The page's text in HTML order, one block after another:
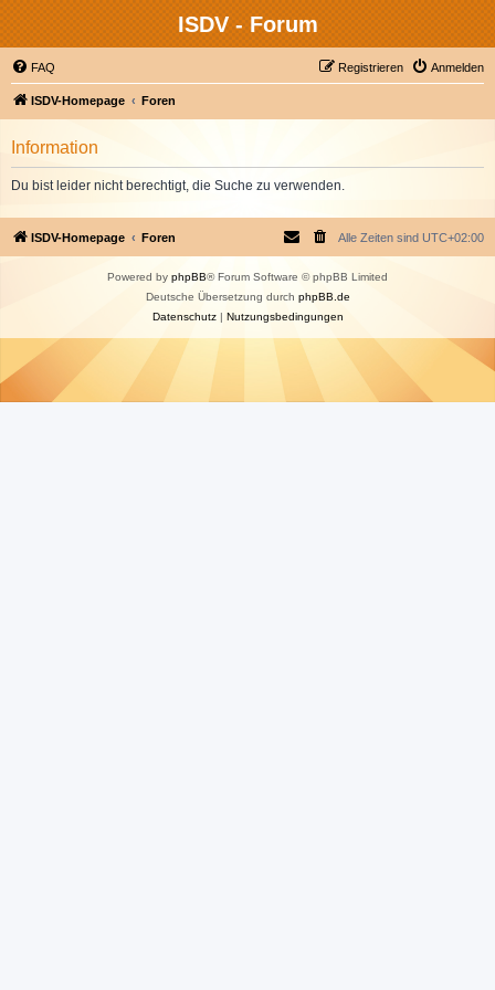
ISDV - Forum
FAQ Anmelden
Registrieren
ISDV-Homepage Foren
Information
Du bist leider nicht berechtigt, die Suche zu verwenden.
ISDV-Homepage Foren Alle Zeiten sind UTC+02:00
Powered by phpBB® Forum Software © phpBB Limited
Deutsche Übersetzung durch phpBB.de
Datenschutz| Nutzungsbedingungen